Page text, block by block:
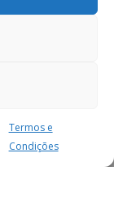
Termos e
Condições